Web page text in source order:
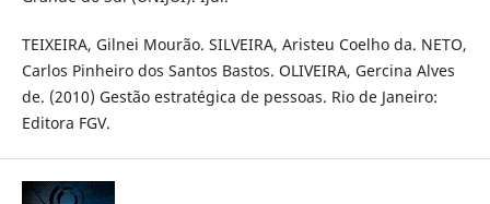
TEIXEIRA, Gilnei Mourão. SILVEIRA, Aristeu Coelho da. NETO,
Carlos Pinheiro dos Santos Bastos. OLIVEIRA, Gercina Alves
de. (2010) Gestão estratégica de pessoas. Rio de Janeiro:
Editora FGV.